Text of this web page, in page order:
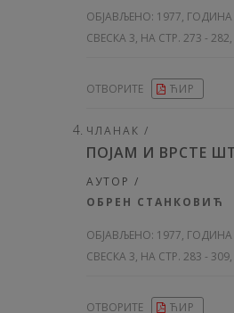
ОБЈАВЉЕНО: 1977,
СВЕСКА 3, НА СТР. 273 -
ОТВОРИТЕ ЋИР
ЧЛАНАК /
ПОЈАМ И ВРСТЕ
АУТОР /
ОБРЕН СТАНКОВИЋ
ОБЈАВЉЕНО: 1977,
СВЕСКА 3, НА СТР. 283 -
ОТВОРИТЕ ЋИР